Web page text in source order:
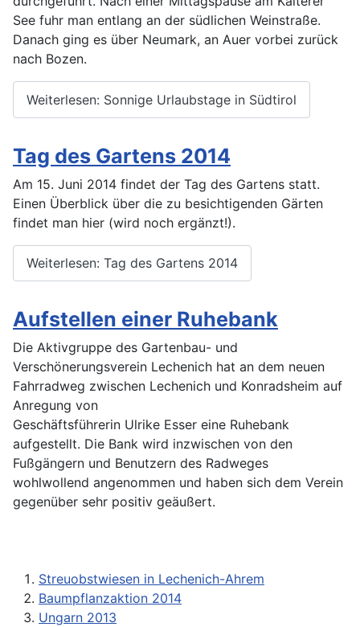
See fuhr man entlang an der südlichen Weinstraße.
Danach ging es über Neumark, an Auer vorbei zurück
nach Bozen.
Weiterlesen: Sonnige Urlaubstage in Südtirol
Tag des Gartens 2014
Am 15. Juni 2014 findet der Tag des Gartens statt.
Einen Überblick über die zu besichtigenden Gärten
findet man hier (wird noch ergänzt!).
Weiterlesen: Tag des Gartens 2014
Aufstellen einer Ruhebank
Die Aktivgruppe des Gartenbau- und
Verschönerungsverein Lechenich hat an dem neuen
Fahrradweg zwischen Lechenich und Konradsheim auf
Anregung von
Geschäftsführerin Ulrike Esser eine Ruhebank
aufgestellt. Die Bank wird inzwischen von den
Fußgängern und Benutzern des Radweges
wohlwollend angenommen und haben sich dem Verein
gegenüber sehr positiv geäußert.
Streuobstwiesen in Lechenich-Ahrem
Baumpflanzaktion 2014
Ungarn 2013